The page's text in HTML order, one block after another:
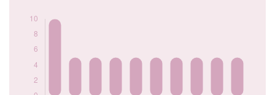
Popularité du